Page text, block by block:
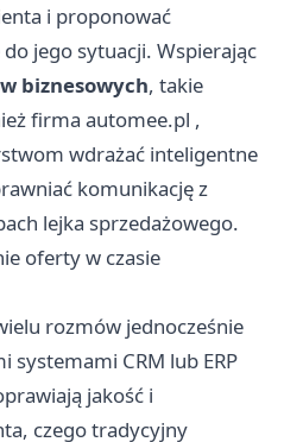
i proponować
jego sytuacji. Wspierając
biznesowych, takie
firma automee.pl ,
wdrażać inteligentne
komunikację z
lejka sprzedażowego.
oferty w czasie
rozmów jednocześnie
CRM lub ERP
jakość i
czego tradycyjny